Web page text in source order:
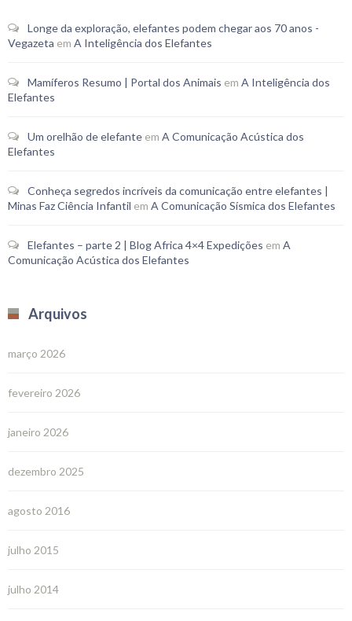
Longe da exploração, elefantes podem chegar aos 70 anos -
Vegazeta em A Inteligência dos Elefantes
Mamíferos Resumo | Portal dos Animais em A Inteligência dos
Elefantes
Um orelhão de elefante em A Comunicação Acústica dos
Elefantes
Conheça segredos incríveis da comunicação entre elefantes |
Minas Faz Ciência Infantil em A Comunicação Sísmica dos Elefantes
Elefantes – parte 2 | Blog Africa 4×4 Expedições em A
Comunicação Acústica dos Elefantes
Arquivos
março 2026
fevereiro 2026
janeiro 2026
dezembro 2025
agosto 2016
julho 2015
julho 2014